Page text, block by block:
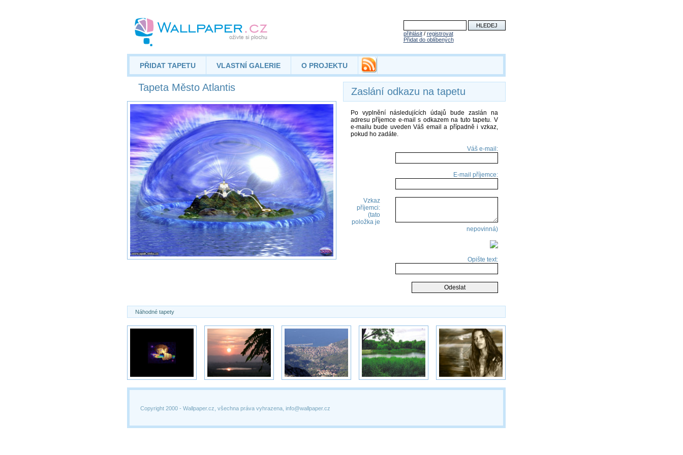
přihlásit/ registrovat
Přidat do oblíbených
PŘIDAT TAPETU VLASTNÍ GALERIE O PROJEKTU
Tapeta Město Atlantis Zaslání odkazu na tapetu
Po vyplnění následujících údajů bude zaslán na
adresu příjemce e-mail s odkazem na tuto tapetu. V
e-mailu bude uveden Váš email a případně i vzkaz,
pokud ho zadáte.
Váš e-mail:
E-mail příjemce:
Vzkaz
příjemci:
(tato
položka je
nepovinná)
Opište text:
Náhodné tapety
Copyright 2000 - Wallpaper.cz, všechna práva vyhrazena, info@wallpaper.cz